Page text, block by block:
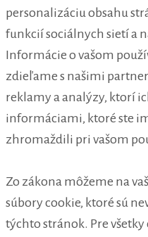
personalizáciu obsahu
funkcií sociálnych sietí a
Informácie o vašom
zdieľame s našimi
reklamy a analýzy, ktorí
informáciami, ktoré ste
zhromaždili pri vašom
Zo zákona môžeme na
súbory cookie, ktoré sú
týchto stránok. Pre